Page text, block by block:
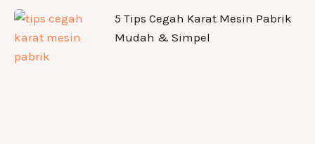
5 Tips Cegah Karat Mesin Pabrik
Mudah & Simpel